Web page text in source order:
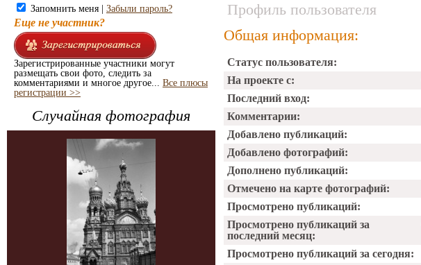
Запомнить меня | Забыли пароль?
Еще не участник?
Зарегистрированные участники могут
размещать свои фото, следить за
комментариями и многое другое... Все плюсы
регистрации >>
Случайная фотография
Профиль пользователя
Общая информация:
Статус пользователя:
На проекте с:
Последний вход:
Комментарии:
Добавлено публикаций:
Добавлено фотографий:
Дополнено публикаций:
Отмечено на карте фотографий:
Просмотрено публикаций:
Просмотрено публикаций за
последний месяц:
Просмотрено публикаций за сегодня: